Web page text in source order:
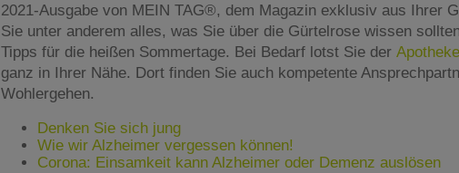
2021-Ausgabe von MEIN TAG®, dem Magazin exklusiv aus Ihrer
Sie unter anderem alles, was Sie über die Gürtelrose wissen
Tipps für die heißen Sommertage. Bei Bedarf lotst Sie der
ganz in Ihrer Nähe. Dort finden Sie auch kompetente
Wohlergehen.
Denken Sie sich jung
Wie wir Alzheimer vergessen können!
Corona: Einsamkeit kann Alzheimer oder Demenz auslösen